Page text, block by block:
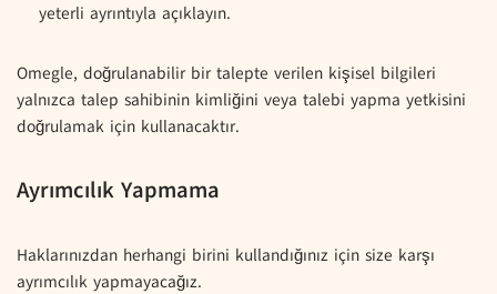
yeterli ayrıntıyla açıklayın.
Omegle, doğrulanabilir bir talepte verilen kişisel bilgileri
yalnızca talep sahibinin kimliğini veya talebi yapma yetkisini
doğrulamak için kullanacaktır.
Ayrımcılık Yapmama
Haklarınızdan herhangi birini kullandığınız için size karşı
ayrımcılık yapmayacağız.